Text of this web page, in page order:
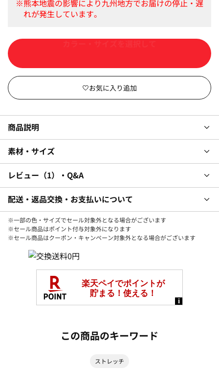
商品説明
素材・サイズ
レビュー 1 ・Q&A
配送・返品交換・お支払いについて
※一部の色・サイズでセール対象外となる場合がございます
※セール商品はポイント付与対象外になります
※セール商品はクーポン・キャンペーン対象外となる場合がございます
この商品のキーワード
ストレッチ